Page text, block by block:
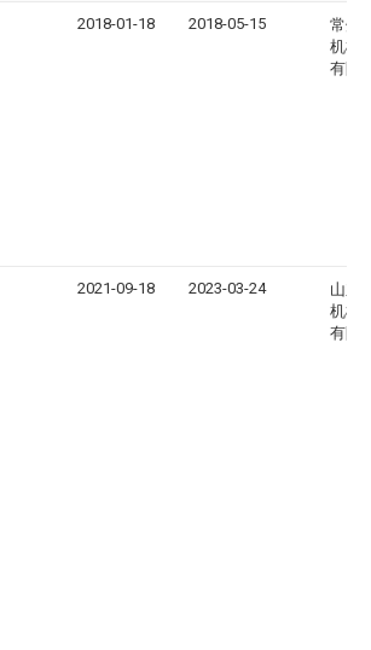
2018-01-18 2018-05-15
常州
机械
有限
2021-09-18 2023-03-24
山东
机械
有限